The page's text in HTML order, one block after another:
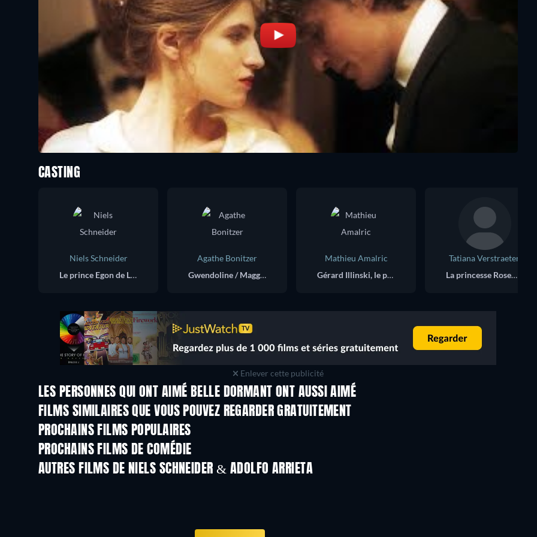
CASTING
Niels Schneider
Le prince Egon de Létonia
Agathe Bonitzer
Gwendoline / Maggie Jerkins
Mathieu Amalric
Gérard Illinski, le précepteur
Tatiana Verstraeten
La princesse Rosemunde
Enlever cette publicité
LES PERSONNES QUI ONT AIMÉ BELLE DORMANT ONT AUSSI AIMÉ
FILMS SIMILAIRES QUE VOUS POUVEZ REGARDER GRATUITEMENT
PROCHAINS FILMS POPULAIRES
PROCHAINS FILMS DE COMÉDIE
AUTRES FILMS DE NIELS SCHNEIDER & ADOLFO ARRIETA